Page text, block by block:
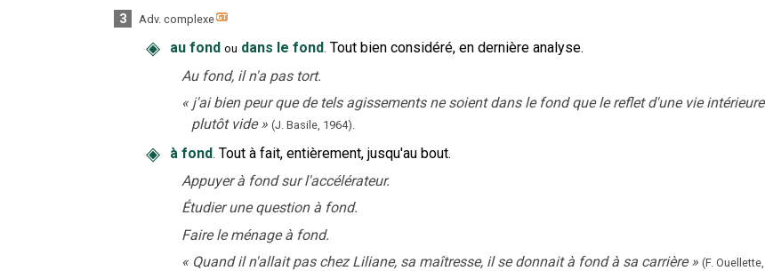
3 Adv. complexe
◈ au fond ou dans le fond. Tout bien considéré, en dernière analyse.
Au fond, il n'a pas tort.
« j'ai bien peur que de tels agissements ne soient dans le fond que le reflet d'une vie intérieure
plutôt vide » (J. Basile, 1964).
◈ à fond. Tout à fait, entièrement, jusqu'au bout.
Appuyer à fond sur l'accélérateur.
Étudier une question à fond.
Faire le ménage à fond.
« Quand il n'allait pas chez Liliane, sa maîtresse, il se donnait à fond à sa carrière » (F. Ouellette,